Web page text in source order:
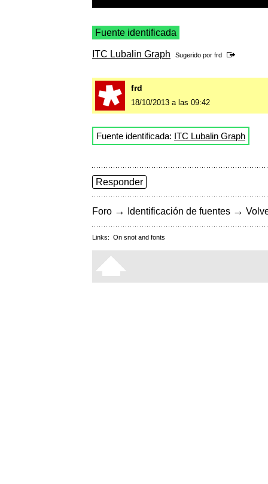
Fuente identificada
ITC Lubalin Graph Sugerido por frd
frd
18/10/2013 a las 09:42
Fuente identificada: ITC Lubalin Graph
Responder
Foro → Identificación de fuentes →
Links: On snot and fonts